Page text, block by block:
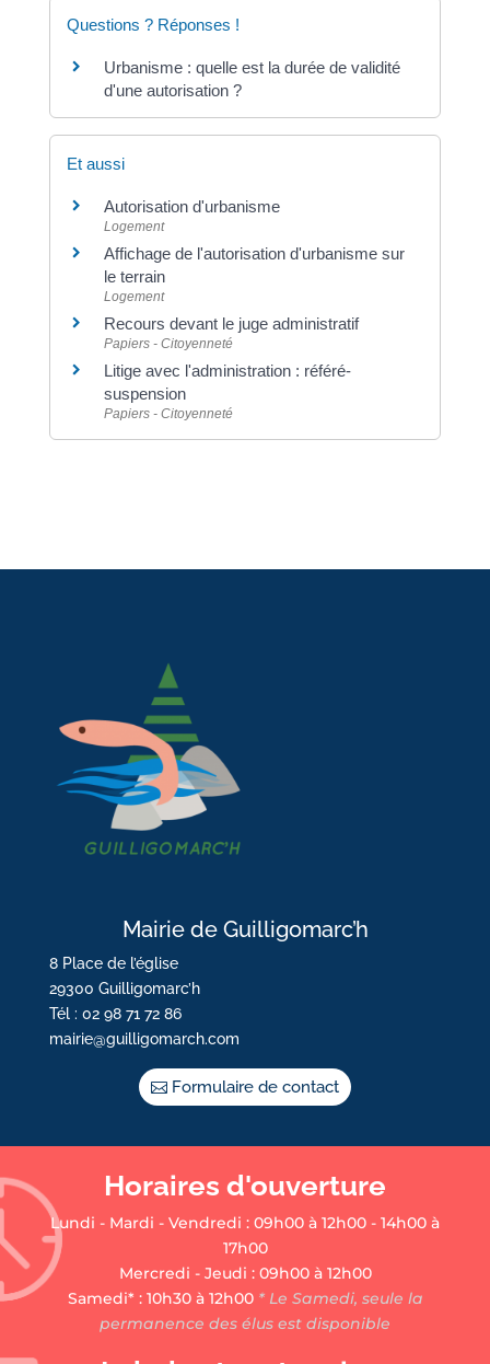
Questions ? Réponses !
Urbanisme : quelle est la durée de validité
d'une autorisation ?
Et aussi
Autorisation d'urbanisme
Logement
Affichage de l'autorisation d'urbanisme sur
le terrain
Logement
Recours devant le juge administratif
Papiers - Citoyenneté
Litige avec l'administration : référé-
suspension
Papiers - Citoyenneté
Mairie de Guilligomarc’h
8 Place de l’église
29300 Guilligomarc’h
Tél : 02 98 71 72 86
mairie@guilligomarch.com
Formulaire de contact
Horaires d'ouverture
Lundi - Mardi - Vendredi : 09h00 à 12h00 - 14h00 à
17h00
Mercredi - Jeudi : 09h00 à 12h00
Samedi* : 10h30 à 12h00* Le Samedi, seule la
permanence des élus est disponible